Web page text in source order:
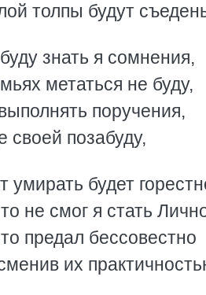
толпы будут
знать я сомнения,
метаться не буду,
поручения,
своей позабуду,
умирать будет
не смог я стать
предал бессовестно
их